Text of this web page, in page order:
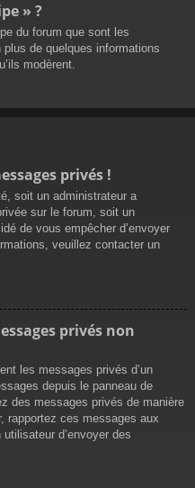
» ?
du forum que sont les
de quelques informations
modèrent.
privés !
soit un administrateur a
sur le forum, soit un
de vous empêcher d’envoyer
veuillez contacter un
privés non
les messages privés d’un
depuis le panneau de
des messages privés de manière
rapportez ces messages aux
d’envoyer des